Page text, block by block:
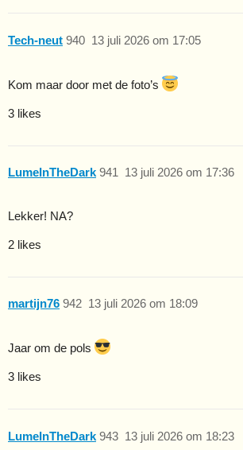
Tech-neut 13 juli 2026 om 17:05
940
Kom maar door met de foto’s
3 likes
LumeInTheDark 13 juli 2026 om 17:36
941
Lekker! NA?
2 likes
martijn76 13 juli 2026 om 18:09
942
Jaar om de pols
3 likes
LumeInTheDark 13 juli 2026 om 18:23
943